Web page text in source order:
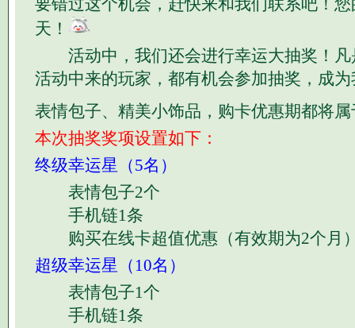
要错过这个机会，赶快来和我们联系吧！
天！
活动中，我们还会进行幸运大抽奖！凡
活动中来的玩家，都有机会参加抽奖，成
表情包子、精美小饰品，购卡优惠期都将
本次抽奖奖项设置如下：
终级幸运星（5名）
表情包子2个
手机链1条
购买在线卡超值优惠（有效期为2个月
超级幸运星（10名）
表情包子1个
手机链1条